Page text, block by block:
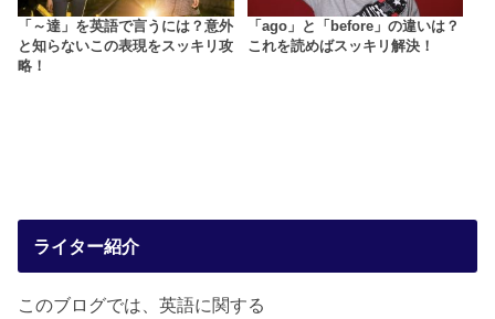
「～達」を英語で言うには？意外
と知らないこの表現をスッキリ攻
略！
「ago」と「before」の違いは？
これを読めばスッキリ解決！
ライター紹介
このブログでは、英語に関する